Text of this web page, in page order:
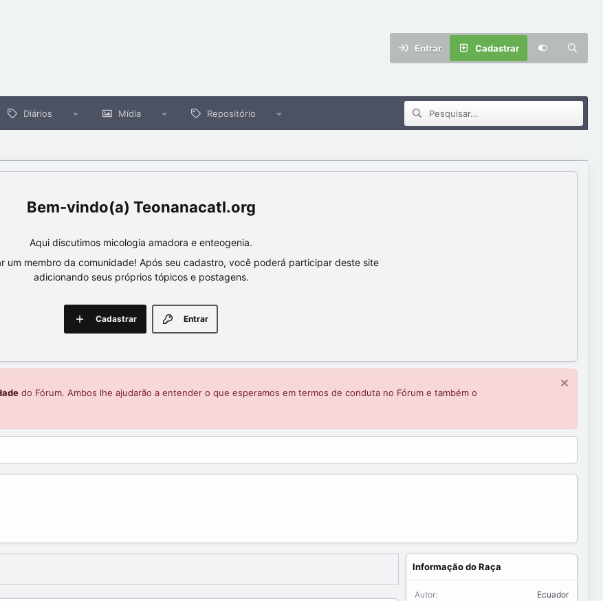
Entrar Cadastrar
Diários Mídia Repositório
Teonanacatl.org
Aqui discutimos micologia amadora e enteogenia.
um membro da comunidade! Após seu cadastro, você poderá participar deste site
adicionando seus próprios tópicos e postagens.
Entrar
Cadastrar
do Fórum. Ambos lhe ajudarão a entender o que esperamos em termos de conduta no Fórum e também o
Informação do Raça
Autor
Ecuador